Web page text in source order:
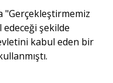
"Gerçekleştirmemiz
şekilde
kabul eden bir